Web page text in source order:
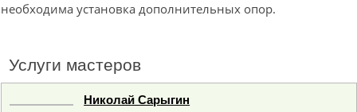
необходима установка дополнительных опор.
Услуги мастеров
Николай Сарыгин